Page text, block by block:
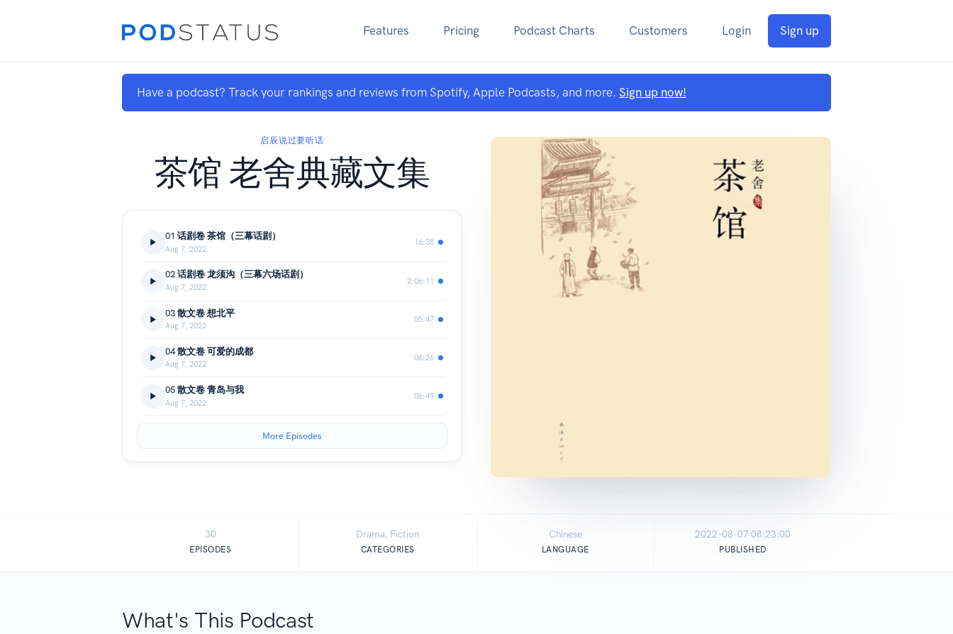
Features Pricing Podcast Charts Customers Login Sign up
Have a podcast? Track your rankings and reviews from Spotify, Apple Podcasts, and more. Sign up now!
启辰说过要听话
茶馆 老舍典藏文集
01 话剧卷 茶馆（三幕话剧）
Aug 7, 2022
16:38
02 话剧卷 龙须沟（三幕六场话剧）
Aug 7, 2022
2:06:11
03 散文卷 想北平
Aug 7, 2022
05:47
04 散文卷 可爱的成都
Aug 7, 2022
06:26
05 散文卷 青岛与我
Aug 7, 2022
06:49
More Episodes
30
EPISODES
Drama, Fiction
CATEGORIES
Chinese
LANGUAGE
2022-08-07 08:23:00
PUBLISHED
What's This Podcast